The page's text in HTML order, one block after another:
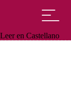
Leer en Castellano